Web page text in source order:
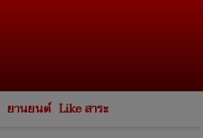
ยานยนต์ Like สาระ